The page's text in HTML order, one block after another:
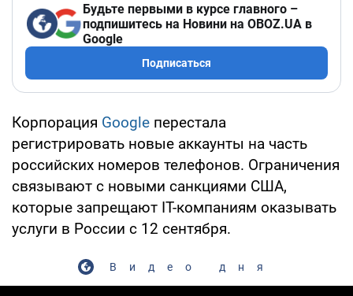
Будьте первыми в курсе главного –
подпишитесь на Новини на OBOZ.UA в
Google
Подписаться
Корпорация Google перестала
регистрировать новые аккаунты на часть
российских номеров телефонов. Ограничения
связывают с новыми санкциями США,
которые запрещают IT-компаниям оказывать
услуги в России с 12 сентября.
Видео дня